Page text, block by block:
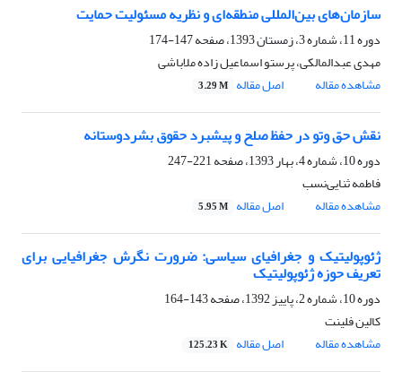
سازمان‌های بین‌المللی منطقه‌ای و نظریه مسئولیت حمایت
دوره 11، شماره 3، زمستان 1393، صفحه
147-174
مهدی عبدالمالکی، پرستو اسماعیل زاده ملاباشی
مشاهده مقاله
اصل مقاله 3.29 M
نقش حق وتو در حفظ صلح و پیشبرد حقوق بشردوستانه
دوره 10، شماره 4، بهار 1393، صفحه
221-247
فاطمه ثنایی‌نسب
مشاهده مقاله
اصل مقاله 5.95 M
ژئوپولیتیک و جغرافیای سیاسی: ضرورت نگرش جغرافیایی برای
تعریف حوزه ژئوپولیتیک
دوره 10، شماره 2، پاییز 1392، صفحه
143-164
کالین فلینت
مشاهده مقاله
اصل مقاله 125.23 K